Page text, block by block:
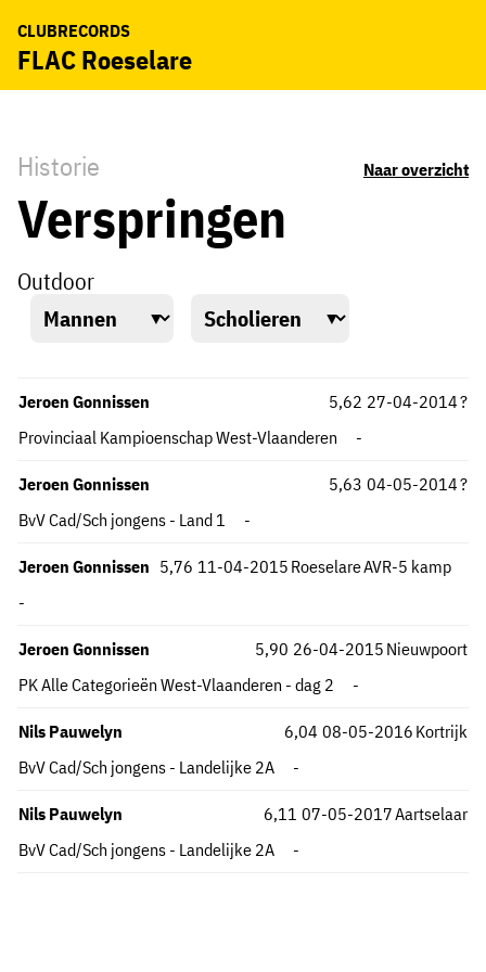
CLUBRECORDS
FLAC Roeselare
Historie Naar overzicht
Verspringen
Outdoor
Jeroen Gonnissen
?
Provinciaal Kampioenschap West-Vlaanderen
5,62
-
27-04-2014
Jeroen Gonnissen
?
BvV Cad/Sch jongens - Land 1
5,63
-
04-05-2014
Jeroen Gonnissen RoeselareAVR-5 kamp
5,76
-
11-04-2015
Jeroen Gonnissen
Nieuwpoort
PK Alle Categorieën West-Vlaanderen - dag 2
5,90
-
26-04-2015
Nils Pauwelyn
Kortrijk
BvV Cad/Sch jongens - Landelijke 2A
6,04
-
08-05-2016
Nils Pauwelyn
Aartselaar
BvV Cad/Sch jongens - Landelijke 2A
6,11
-
07-05-2017